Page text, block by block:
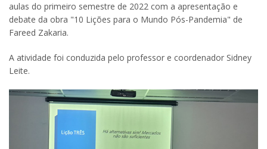
aulas do primeiro semestre de 2022 com a apresentação e
debate da obra "10 Lições para o Mundo Pós-Pandemia" de
Fareed Zakaria.
A atividade foi conduzida pelo professor e coordenador Sidney
Leite.